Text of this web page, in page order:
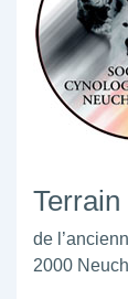
Terrain
de
2000